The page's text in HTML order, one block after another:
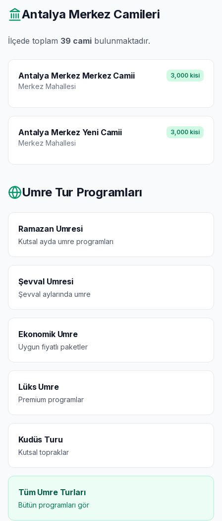
Antalya Merkez Camileri
İlçede toplam 39 cami bulunmaktadır.
Antalya Merkez Merkez Camii
Merkez Mahallesi
3,000 kisi
Antalya Merkez Yeni Camii
Merkez Mahallesi
3,000 kisi
Umre Tur Programları
Ramazan Umresi
Kutsal ayda umre programları
Şevval Umresi
Şevval aylarında umre
Ekonomik Umre
Uygun fiyatlı paketler
Lüks Umre
Premium programlar
Kudüs Turu
Kutsal topraklar
Tüm Umre Turları
Bütün programları gör